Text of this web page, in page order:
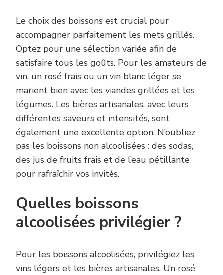
Le choix des boissons est crucial pour
accompagner parfaitement les mets grillés.
Optez pour une sélection variée afin de
satisfaire tous les goûts. Pour les amateurs de
vin, un rosé frais ou un vin blanc léger se
marient bien avec les viandes grillées et les
légumes. Les bières artisanales, avec leurs
différentes saveurs et intensités, sont
également une excellente option. N’oubliez
pas les boissons non alcoolisées : des sodas,
des jus de fruits frais et de l’eau pétillante
pour rafraîchir vos invités.
Quelles boissons
alcoolisées privilégier ?
Pour les boissons alcoolisées, privilégiez les
vins légers et les bières artisanales. Un rosé